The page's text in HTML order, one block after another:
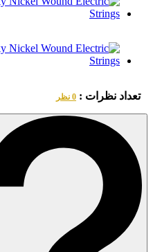
تعداد نظرات : 0 نظر